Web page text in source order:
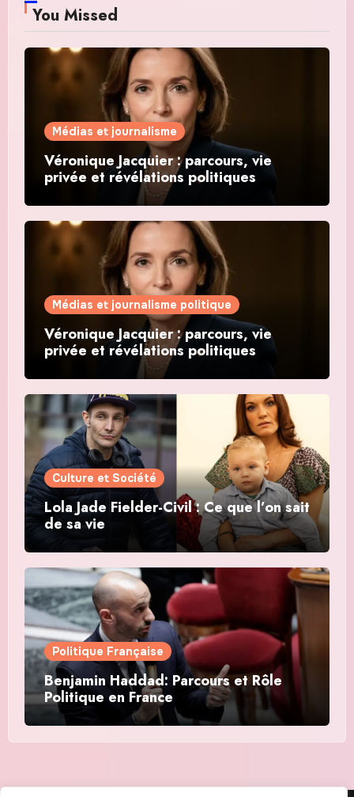
You Missed
Médias et journalisme
Véronique Jacquier : parcours, vie
privée et révélations politiques
Médias et journalisme politique
Véronique Jacquier : parcours, vie
privée et révélations politiques
Culture et Société
Lola Jade Fielder-Civil : Ce que l’on sait
de sa vie
Politique Française
Benjamin Haddad: Parcours et Rôle
Politique en France